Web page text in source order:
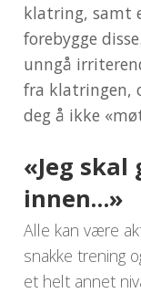
klatring, samt
forebygge
unngå
fra klatringen,
deg å ikke
«Jeg
innen…»
Alle kan være
snakke trening
et helt annet